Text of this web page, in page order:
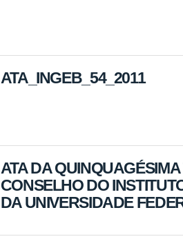
ATA_INGEB_54_2011
ATA DA
CONSELHO DO
DA UNIVERSIDADE